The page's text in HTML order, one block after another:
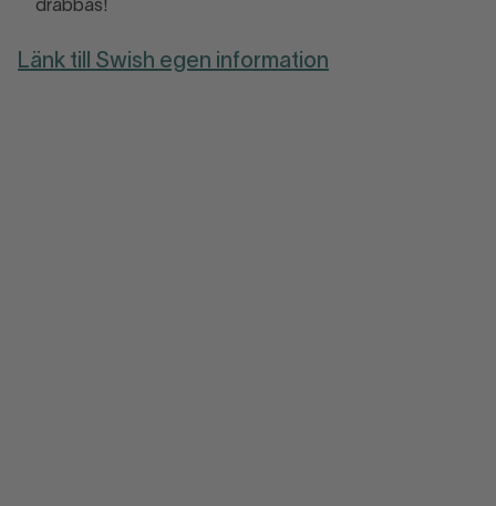
drabbas!
Länk till Swish egen information